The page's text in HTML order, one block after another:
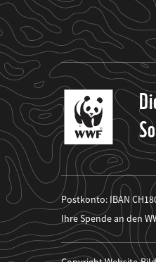
Postkonto: IBAN
Ihre Spende an den